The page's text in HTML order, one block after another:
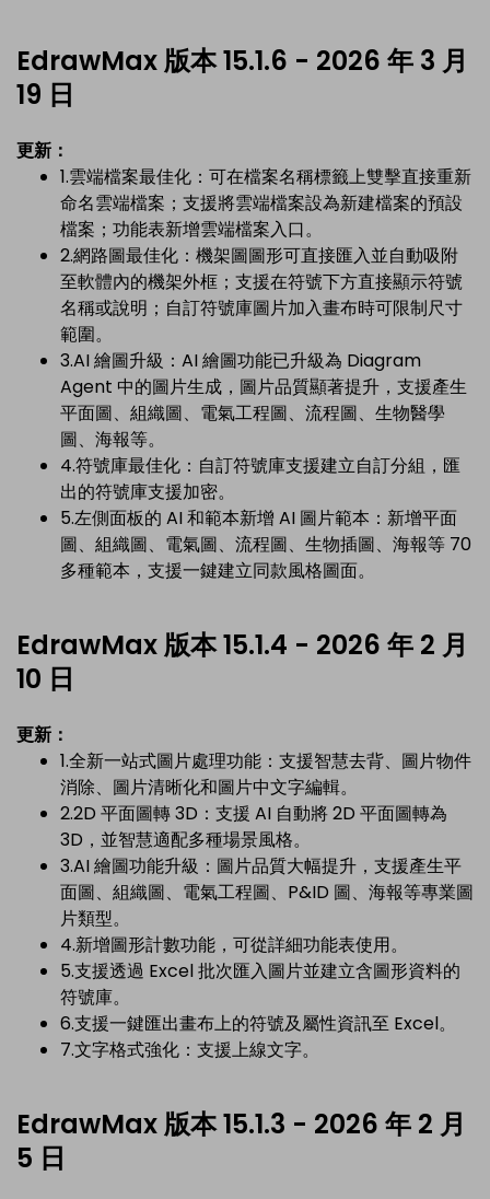
EdrawMax 版本 15.1.6 - 2026 年 3 月
19 日
更新：
1.雲端檔案最佳化：可在檔案名稱標籤上雙擊直接重新
命名雲端檔案；支援將雲端檔案設為新建檔案的預設
檔案；功能表新增雲端檔案入口。
2.網路圖最佳化：機架圖圖形可直接匯入並自動吸附
至軟體內的機架外框；支援在符號下方直接顯示符號
名稱或說明；自訂符號庫圖片加入畫布時可限制尺寸
範圍。
3.AI 繪圖升級：AI 繪圖功能已升級為 Diagram
Agent 中的圖片生成，圖片品質顯著提升，支援產生
平面圖、組織圖、電氣工程圖、流程圖、生物醫學
圖、海報等。
4.符號庫最佳化：自訂符號庫支援建立自訂分組，匯
出的符號庫支援加密。
5.左側面板的 AI 和範本新增 AI 圖片範本：新增平面
圖、組織圖、電氣圖、流程圖、生物插圖、海報等 70
多種範本，支援一鍵建立同款風格圖面。
EdrawMax 版本 15.1.4 - 2026 年 2 月
10 日
更新：
1.全新一站式圖片處理功能：支援智慧去背、圖片物件
消除、圖片清晰化和圖片中文字編輯。
2.2D 平面圖轉 3D：支援 AI 自動將 2D 平面圖轉為
3D，並智慧適配多種場景風格。
3.AI 繪圖功能升級：圖片品質大幅提升，支援產生平
面圖、組織圖、電氣工程圖、P&ID 圖、海報等專業圖
片類型。
4.新增圖形計數功能，可從詳細功能表使用。
5.支援透過 Excel 批次匯入圖片並建立含圖形資料的
符號庫。
6.支援一鍵匯出畫布上的符號及屬性資訊至 Excel。
7.文字格式強化：支援上線文字。
EdrawMax 版本 15.1.3 - 2026 年 2 月
5 日